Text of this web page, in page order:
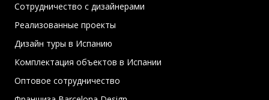
Сотрудничество с дизайнерами
Реализованные проекты
Дизайн туры в Испанию
Комплектация объектов в Испании
Оптовое сотрудничество